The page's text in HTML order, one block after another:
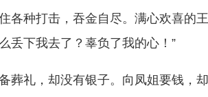
各种打击，吞金自尽。满心欢喜的
丢下我去了？辜负了我的心！”
葬礼，却没有银子。向凤姐要钱，